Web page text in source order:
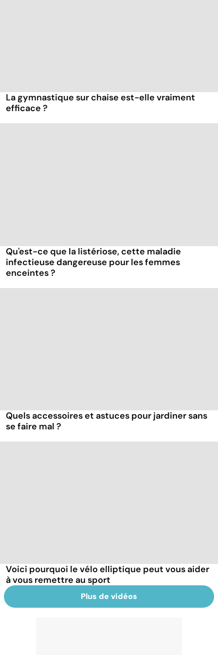
La gymnastique sur chaise est-elle vraiment
efficace ?
Qu'est-ce que la listériose, cette maladie
infectieuse dangereuse pour les femmes
enceintes ?
Quels accessoires et astuces pour jardiner sans
se faire mal ?
Voici pourquoi le vélo elliptique peut vous aider
à vous remettre au sport
Plus de vidéos